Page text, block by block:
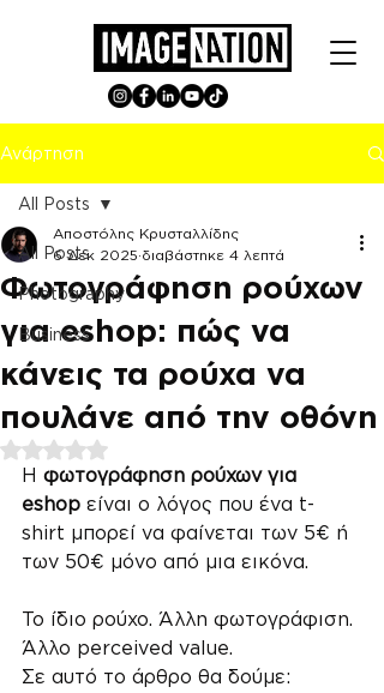
Ανάρτηση
All Posts
Photography
Business
All Posts
Φωτογράφηση ρούχων
για eshop: πώς να
κάνεις τα ρούχα να
πουλάνε από την οθόνη
Αποστόλης Κρυσταλλίδης
6 Δεκ 2025 διαβάστηκε 4 λεπτά
Βαθμολογήθηκε με NaN από 5 αστέρια.
Η φωτογράφηση ρούχων για
eshop είναι ο λόγος που ένα t-
shirt μπορεί να φαίνεται των 5€ ή
των 50€ μόνο από μια εικόνα.
Το ίδιο ρούχο. Άλλη φωτογράφιση.
Άλλο perceived value.
Σε αυτό το άρθρο θα δούμε: